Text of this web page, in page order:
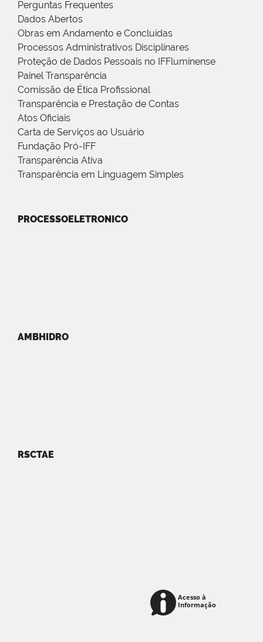
Perguntas Frequentes
Dados Abertos
Obras em Andamento e Concluídas
Processos Administrativos Disciplinares
Proteção de Dados Pessoais no IFFluminense
Painel Transparência
Comissão de Ética Profissional
Transparência e Prestação de Contas
Atos Oficiais
Carta de Serviços ao Usuário
Fundação Pró-IFF
Transparência Ativa
Transparência em Linguagem Simples
PROCESSOELETRONICO
AMBHIDRO
RSCTAE